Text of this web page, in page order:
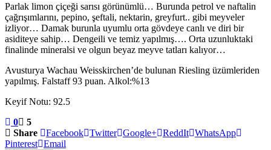
Parlak limon çiçeği sarısı görünümlü… Burunda petrol ve naftalin
çağrışımlarını, pepino, şeftali, nektarin, greyfurt.. gibi meyveler
izliyor… Damak burunla uyumlu orta gövdeye canlı ve diri bir
asiditeye sahip… Dengeili ve temiz yapılmış…. Orta uzunluktaki
finalinde mineralsi ve olgun beyaz meyve tatları kalıyor…
Avusturya Wachau Weisskirchen’de bulunan Riesling üzümleriden
yapılmış. Falstaff 93 puan. Alkol:%13
Keyif Notu: 92.5
0
5
Share
Facebook Twitter Google+ ReddIt WhatsApp
Pinterest Email